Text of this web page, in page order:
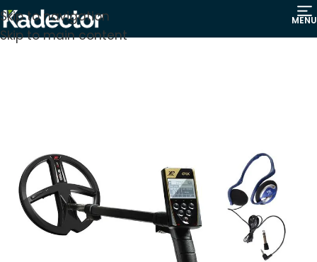
Skip to navigation
Skip to main content
MENU